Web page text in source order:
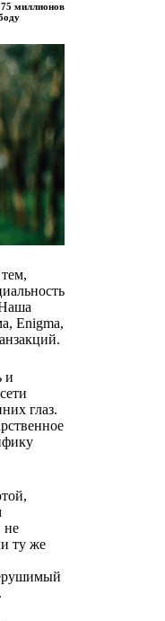
миллионов
Enigma,
и
глаз.
не
ту же